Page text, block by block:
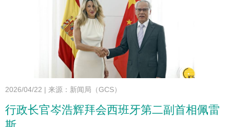
2026/04/22 | 来源：新闻局（GCS）
行政长官岑浩辉拜会西班牙第二副首相佩雷